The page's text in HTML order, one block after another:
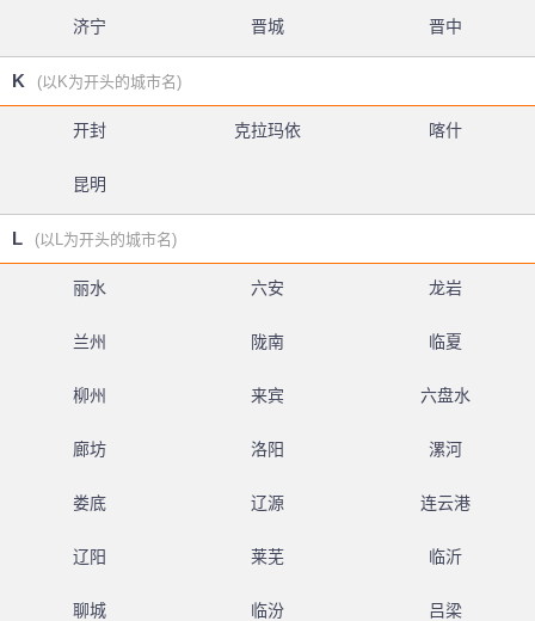
济宁 晋城 晋中
K (以K为开头的城市名)
开封 克拉玛依 喀什
昆明
L (以L为开头的城市名)
丽水 六安 龙岩
兰州 陇南 临夏
柳州 来宾 六盘水
廊坊 洛阳 漯河
娄底 辽源 连云港
辽阳 莱芜 临沂
聊城 临汾 吕梁